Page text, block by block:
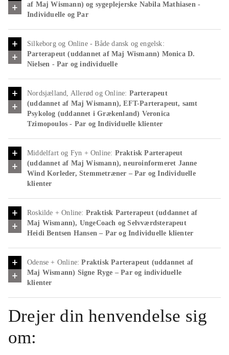
Emilie tilbyder hjælp til:
Parterapi
I parterapi alene uden partner
Utroskabs kriser, håndtering og bearbejdning
af Maj Wismann) og sygeplejerske Nabila Mathiasen -
Individuelle og Par
Silkeborg og Online - Både dansk og engelsk:
Parterapeut (uddannet af Maj Wismann) Monica D.
Nielsen - Par og individuelle
Nordsjælland, Allerød og Online: Parterapeut
(uddannet af Maj Wismann), EFT-Parterapeut, samt
Psykolog (uddannet i Grækenland) Veronica
Tzimopoulos - Par og Individuelle klienter
Middelfart og Fyn + Online: Praktisk Parterapeut
(uddannet af Maj Wismann), neuroinformeret Janne
Wind Korleder, Stemmetræner – Par og Individuelle
klienter
Roskilde + Online: Praktisk Parterapeut (uddannet af
Maj Wismann), UngeCoach og Selvværdsterapeut
Heidi Bentsen Hansen – Par og Individuelle klienter
Odense + Online: Praktisk Parterapeut (uddannet af
Maj Wismann) Signe Ryge – Par og individuelle
klienter
Drejer din henvendelse sig
om: